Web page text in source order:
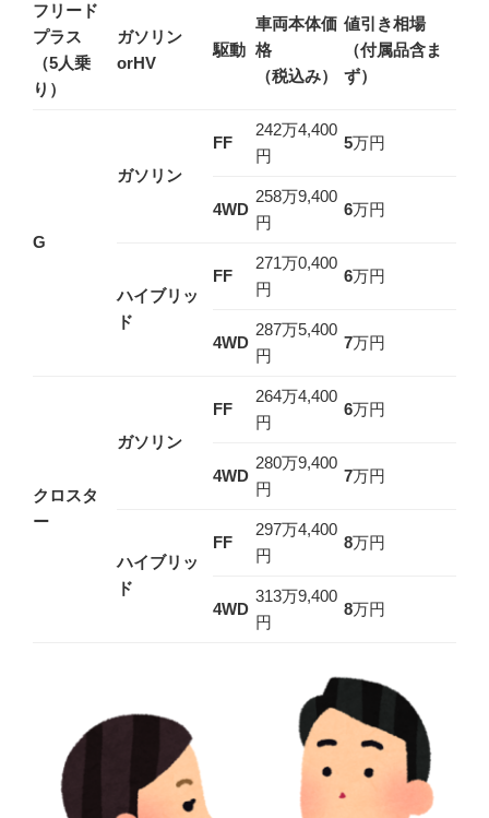
フリード
プラス
（5人乗
り）
ガソリン
orHV
駆動
車両本体価
格
（税込み）
値引き相場
（付属品含ま
ず）
G
ガソリン
FF
242万4,400
円
5万円
4WD
258万9,400
円
6万円
ハイブリッ
ド
FF
271万0,400
円
6万円
4WD
287万5,400
円
7万円
クロスタ
ー
ガソリン
FF
264万4,400
円
6万円
4WD
280万9,400
円
7万円
ハイブリッ
ド
FF
297万4,400
円
8万円
4WD
313万9,400
円
8万円